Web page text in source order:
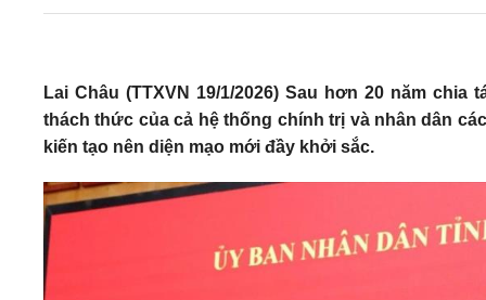
Lai Châu (TTXVN 19/1/2026) Sau hơn 20 năm
thách thức của cả hệ thống chính trị và nhân dân
kiến tạo nên diện mạo mới đầy khởi sắc.